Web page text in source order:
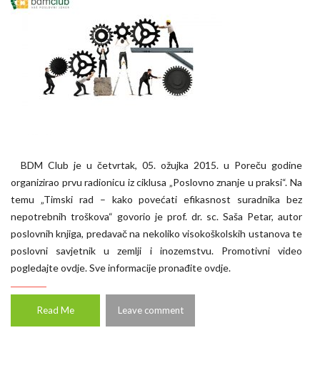
BDM Club je u četvrtak, 05. ožujka 2015. u Poreču godine
organizirao prvu radionicu iz ciklusa „Poslovno znanje u praksi“. Na
temu „Timski rad – kako povećati efikasnost suradnika bez
nepotrebnih troškova“ govorio je prof. dr. sc. Saša Petar, autor
poslovnih knjiga, predavač na nekoliko visokoškolskih ustanova te
poslovni savjetnik u zemlji i inozemstvu. Promotivni video
pogledajte ovdje. Sve informacije pronađite ovdje.
Read Me Leave comment